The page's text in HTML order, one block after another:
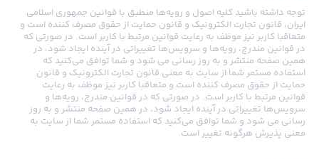
توجه داشته باشید کلیه اصول و رویه‏‌ها منطبق با قوانین جمهوری اسلامی
ایران، قانون تجارت الکترونیک و قانون حمایت از حقوق مصرف کننده است و
متعاقبا کاربر نیز موظف به رعایت قوانین مرتبط با کاربر است. در صورتی که
در قوانین مندرج، رویه‏‌ها و سرویس‏‌ها تغییراتی در آینده ایجاد شود، در
همین صفحه منتشر و به روز رسانی می شود و شما توافق می‏‌کنید که
استفاده مستمر شما از سایت به معنی قانون تجارت الکترونیک و قانون
حمایت از حقوق مصرف کننده است و متعاقبا کاربر نیز موظف به رعایت
قوانین مرتبط با کاربر است. در صورتی که در قوانین مندرج، رویه‏‌ها و
سرویس‏‌ها تغییراتی در آینده ایجاد شود، در همین صفحه منتشر و به روز
رسانی می شود و شما توافق می‏‌کنید که استفاده مستمر شما از سایت به
معنی پذیرش هرگونه تغییر است.